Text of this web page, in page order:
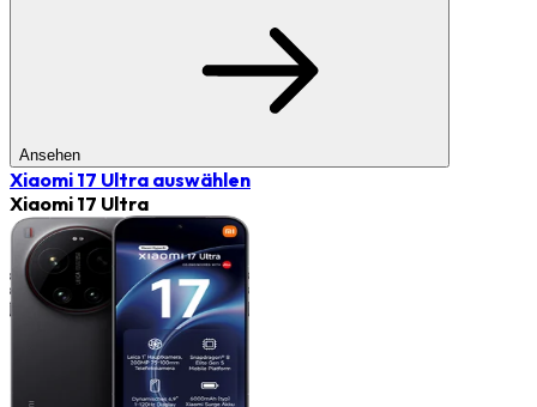
Ansehen
Xiaomi 17 Ultra auswählen
Xiaomi 17 Ultra